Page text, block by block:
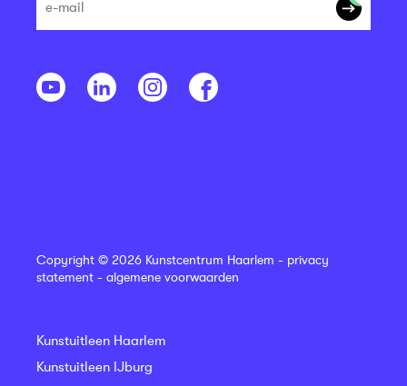
Copyright © 2026 Kunstcentrum Haarlem - privacy
statement - algemene voorwaarden
Kunstuitleen Haarlem
Kunstuitleen IJburg